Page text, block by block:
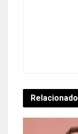
Relacionado